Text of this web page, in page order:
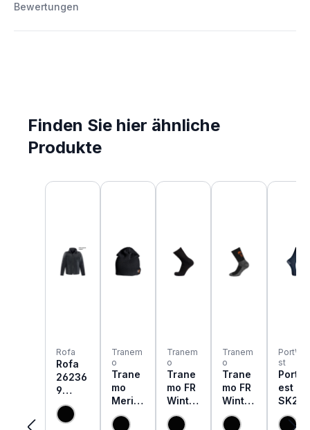
Bewertungen
Finden Sie hier ähnliche
Produkte
Produktgalerie überspringen
Rofa
Rofa
26236
9
flamm
hemm
Tranem
o
Trane
mo
Merin
o FR
Mütze
Tranem
o
Trane
mo FR
Winter
Socke
n mit
Tranem
o
Trane
mo FR
Winter
socke
n
PortWe
st
PortW
est
SK20
lame